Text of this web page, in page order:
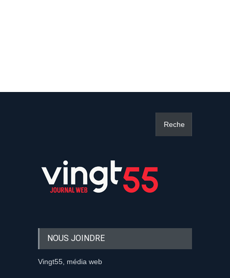
NOUS JOINDRE
Vingt55, média web